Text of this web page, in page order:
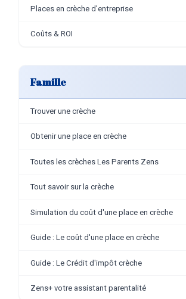
Places en crèche d'entreprise
Coûts & ROI
Famille
Trouver une crèche
Obtenir une place en crèche
Toutes les crèches Les Parents Zens
Tout savoir sur la crèche
Simulation du coût d'une place en crèche
Guide : Le coût d'une place en crèche
Guide : Le Crédit d'impôt crèche
Zens+ votre assistant parentalité